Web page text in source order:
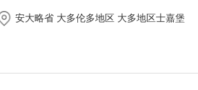
安大略省 大多伦多地区 大多地区士嘉堡